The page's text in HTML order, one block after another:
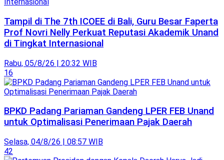
Tampil di The 7th ICOEE di Bali, Guru Besar Faperta
Prof Novri Nelly Perkuat Reputasi Akademik Unand
di Tingkat Internasional
Rabu, 05/8/26 | 20:32 WIB
16
BPKD Padang Pariaman Gandeng LPER FEB Unand
untuk Optimalisasi Penerimaan Pajak Daerah
Selasa, 04/8/26 | 08:57 WIB
42